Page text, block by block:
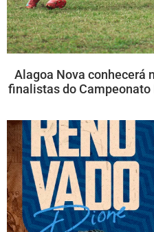
Alagoa Nova conhecerá
finalistas do